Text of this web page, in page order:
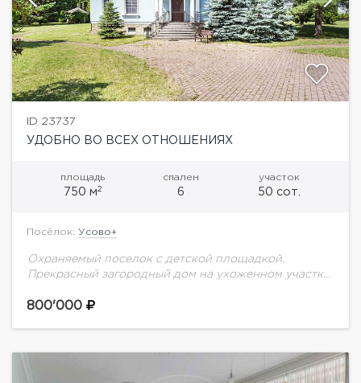
ID 23737
УДОБНО ВО ВСЕХ ОТНОШЕНИЯХ
площадь
750 м2
спален
6
участок
50 сот.
Посёлок: Усово+
Охраняемый поселок с детской площадкой.
Прекрасный загородный дом на ухоженном участке,
этаж: коридор, с/у, кабинет или большая
800'000